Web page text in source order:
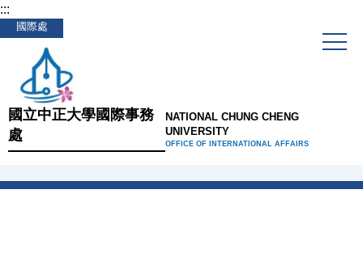
跳
到
內
容
區
:::
國際處
國立中正大學國際事務
處
NATIONAL CHUNG CHENG
UNIVERSITY
OFFICE OF INTERNATIONAL AFFAIRS